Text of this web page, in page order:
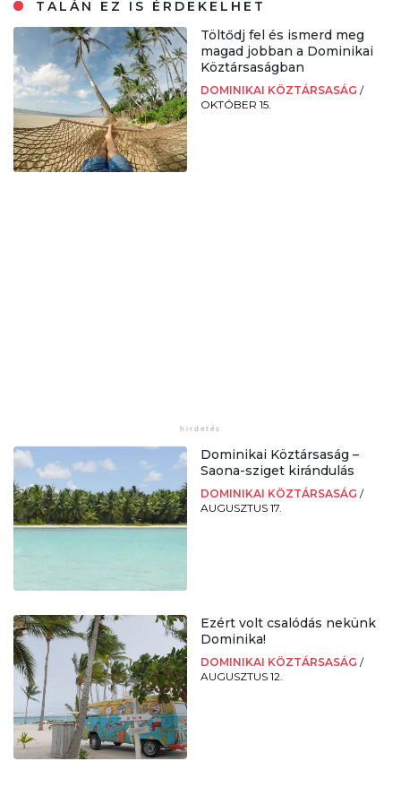
TALÁN EZ IS ÉRDEKELHET
Töltődj fel és ismerd meg
magad jobban a Dominikai
Köztársaságban
DOMINIKAI KÖZTÁRSASÁG /
OKTÓBER 15.
Dominikai Köztársaság –
Saona-sziget kirándulás
DOMINIKAI KÖZTÁRSASÁG /
AUGUSZTUS 17.
Ezért volt csalódás nekünk
Dominika!
DOMINIKAI KÖZTÁRSASÁG /
AUGUSZTUS 12.